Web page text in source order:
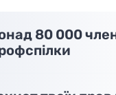
80 000